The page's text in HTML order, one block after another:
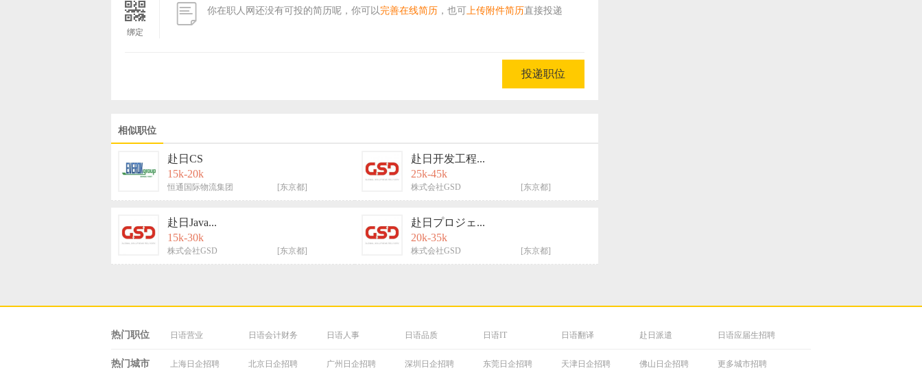

绑定
 你在职人网还没有可投的简历呢，你可以完善在线简历 ， 也可上传附件简历直接投递
相似职位
赴日CS
15k-20k
恒通国际物流集团 [东京都]
赴日开发工程...
25k-45k
株式会社GSD [东京都]
赴日Java...
15k-30k
株式会社GSD [东京都]
赴日プロジェ...
20k-35k
株式会社GSD [东京都]
热门职位 日语营业 日语会计财务 日语人事 日语品质 日语IT 日语翻译 赴日派遣 日语应届生招聘
热门城市 上海日企招聘 北京日企招聘 广州日企招聘 深圳日企招聘 东莞日企招聘 天津日企招聘 佛山日企招聘 更多城市招聘